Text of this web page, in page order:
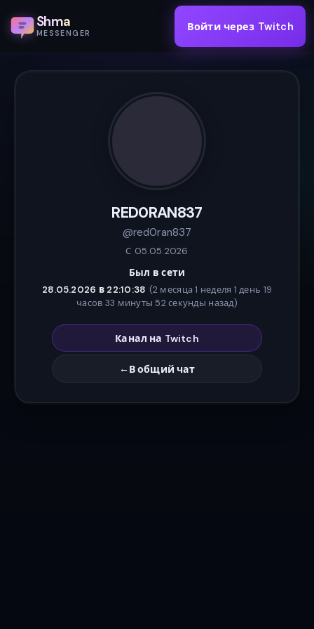
Shma
MESSENGER
Войти через Twitch
RED0RAN837
@red0ran837
С 05.05.2026
Был в сети
28.05.2026 в 22:10:38 (2 месяца 1 неделя 1 день 19
часов 33 минуты 52 секунды назад)
Канал на Twitch
←В общий чат